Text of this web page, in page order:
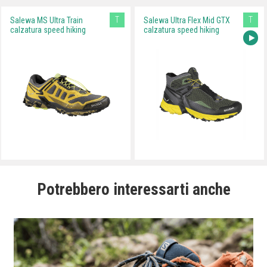
Salewa MS Ultra Train
calzatura speed hiking
T
Salewa Ultra Flex Mid GTX
calzatura speed hiking
T
Potrebbero interessarti anche